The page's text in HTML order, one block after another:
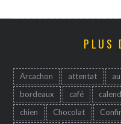
PLUS
Arcachon attentat
bordeaux
café
chien
Chocolat